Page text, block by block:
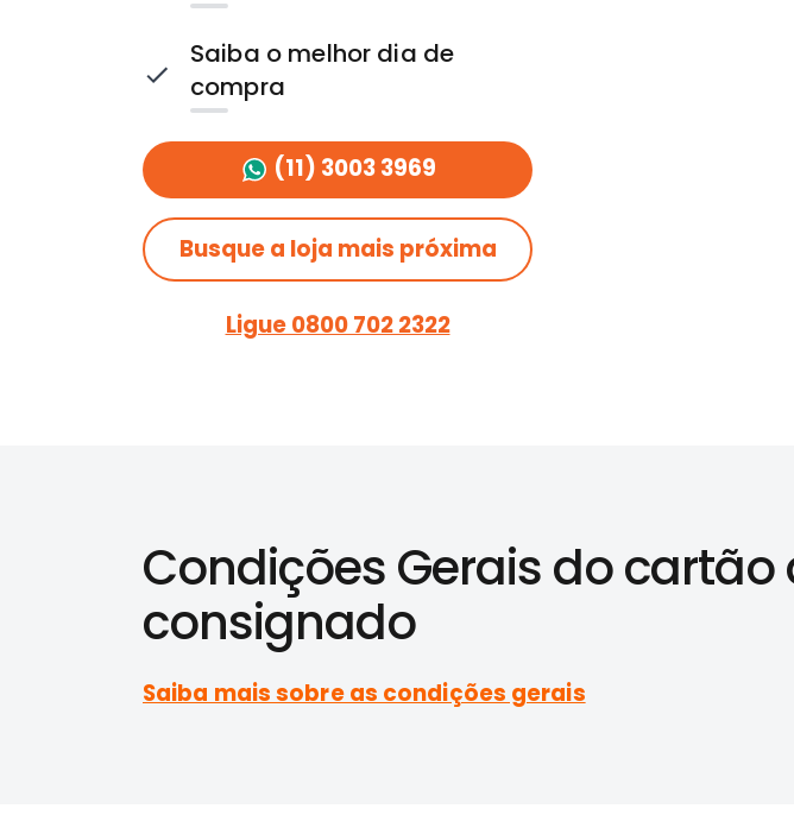
Saiba o melhor dia de
compra
(11) 3003 3969
Busque a loja mais próxima
Ligue 0800 702 2322
Condições Gerais do cartão
consignado
Saiba mais sobre as condições gerais